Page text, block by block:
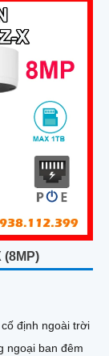
(8MP)
định ngoài trời
ngoại ban đêm